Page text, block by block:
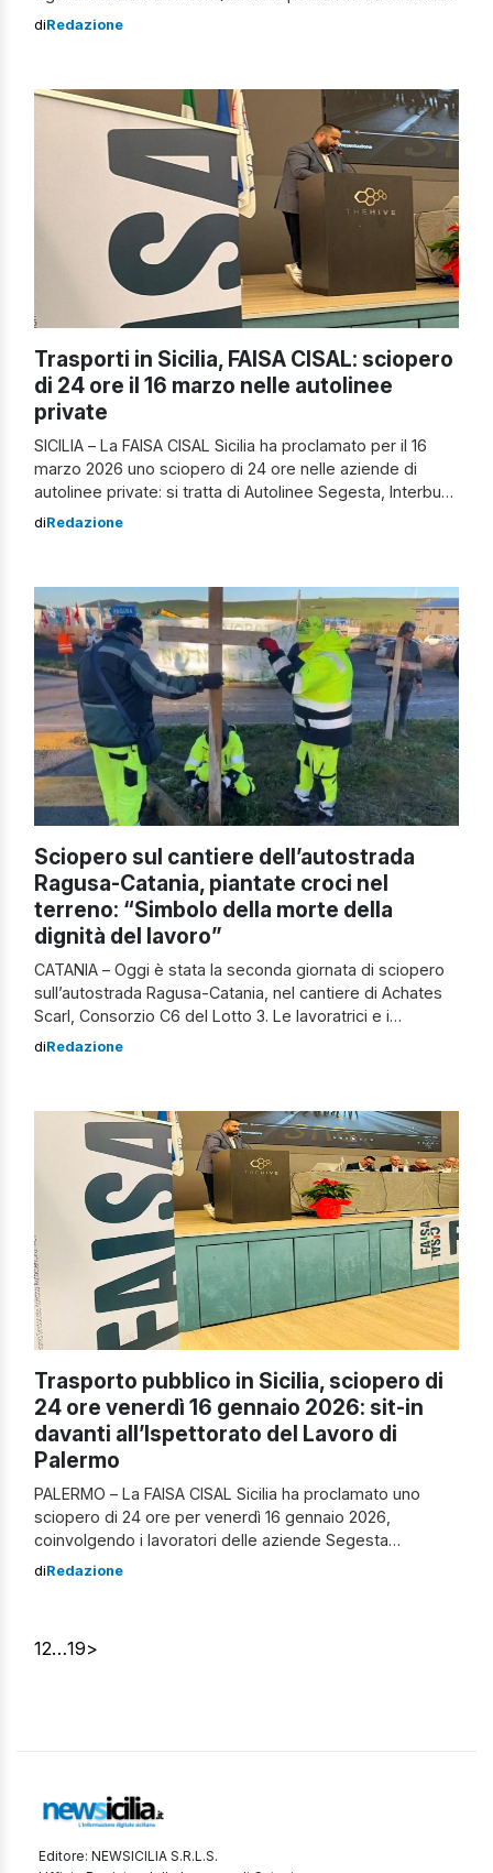
trenta lavoratori dell’Ast, tra interinali e autisti. Ast, trenta
[…]
diRedazione
Trasporti in Sicilia, FAISA CISAL: sciopero
di 24 ore il 16 marzo nelle autolinee
private
SICILIA – La FAISA CISAL Sicilia ha proclamato per il 16
marzo 2026 uno sciopero di 24 ore nelle aziende di
autolinee private: si tratta di Autolinee Segesta, Interbus,
Etna Trasporti e Autoservizi Russo. Annunciando anche
che denuncia una […]
diRedazione
Sciopero sul cantiere dell’autostrada
Ragusa-Catania, piantate croci nel
terreno: “Simbolo della morte della
dignità del lavoro”
CATANIA – Oggi è stata la seconda giornata di sciopero
sull’autostrada Ragusa-Catania, nel cantiere di Achates
Scarl, Consorzio C6 del Lotto 3. Le lavoratrici e i
lavoratori hanno deciso di scioperare per denunciare una
protesta, davanti al cantiere lungo la […]
diRedazione
Trasporto pubblico in Sicilia, sciopero di
24 ore venerdì 16 gennaio 2026: sit-in
davanti all’Ispettorato del Lavoro di
Palermo
PALERMO – La FAISA CISAL Sicilia ha proclamato uno
sciopero di 24 ore per venerdì 16 gennaio 2026,
coinvolgendo i lavoratori delle aziende Segesta
Autolinee, Interbus, Etna Trasporti e Autoservizi Russo, a
protesta davanti […]
diRedazione
12…19>
Editore: NEWSICILIA S.R.L.S.